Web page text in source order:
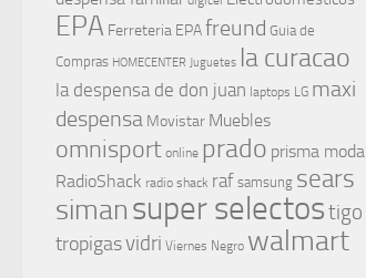
EPA Ferreteria EPAfreund Guia de
Compras HOMECENTER Juguetes la curacao
la despensa de don juan laptops LG maxi
despensa Movistar Muebles
omnisport online prado prisma moda
RadioShack radio shack raf samsung sears
simansuper selectostigo
tropigasvidri Viernes Negro walmart